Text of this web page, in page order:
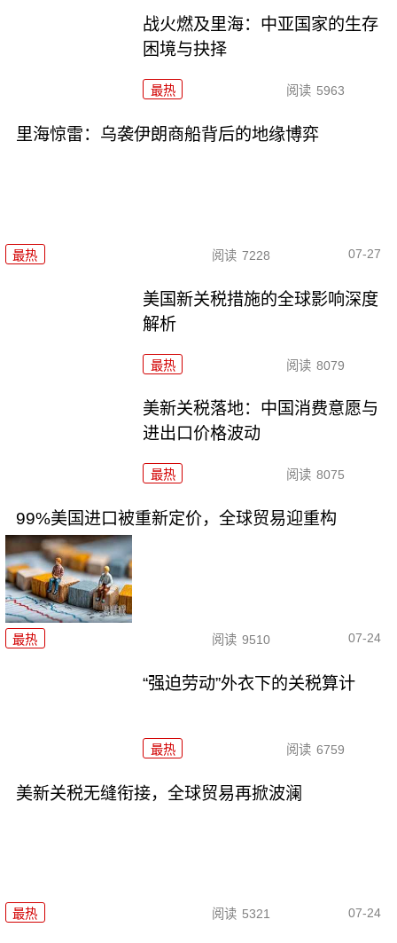
战火燃及里海：中亚国家的生存
困境与抉择
最热 阅读 5963
里海惊雷：乌袭伊朗商船背后的地缘博弈
最热 阅读 7228 07-27
美国新关税措施的全球影响深度
解析
最热 阅读 8079
美新关税落地：中国消费意愿与
进出口价格波动
最热 阅读 8075
99%美国进口被重新定价，全球贸易迎重构
最热 阅读 9510 07-24
“强迫劳动”外衣下的关税算计
最热 阅读 6759
美新关税无缝衔接，全球贸易再掀波澜
最热 阅读 5321 07-24